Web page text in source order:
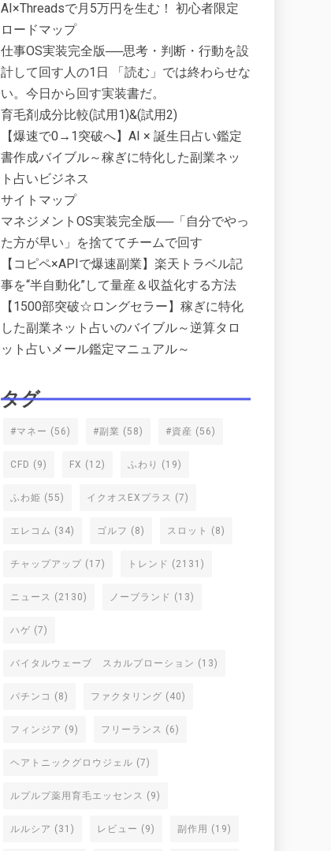
AI×Threadsで月5万円を生む！ 初心者限定
ロードマップ
仕事OS実装完全版──思考・判断・行動を設
計して回す人の1日 「読む」では終わらせな
い。今日から回す実装書だ。
育毛剤成分比較(試用1)&(試用2)
【爆速で0→1突破へ】AI × 誕生日占い鑑定
書作成バイブル～稼ぎに特化した副業ネッ
ト占いビジネス
サイトマップ
マネジメントOS実装完全版──「自分でやっ
た方が早い」を捨ててチームで回す
【コピペ×APIで爆速副業】楽天トラベル記
事を“半自動化”して量産＆収益化する方法
【1500部突破☆ロングセラー】稼ぎに特化
した副業ネット占いのバイブル～逆算タロ
ット占いメール鑑定マニュアル～
タグ
#マネー (56) #副業 (58) #資産 (56)
CFD (9) FX (12) ふわり (19)
ふわ姫 (55) イクオスEXプラス (7)
エレコム (34) ゴルフ (8) スロット (8)
チャップアップ (17) トレンド (2131)
ニュース (2130) ノーブランド (13)
ハゲ (7)
バイタルウェーブ スカルプローション (13)
パチンコ (8) ファクタリング (40)
フィンジア (9) フリーランス (6)
ヘアトニックグロウジェル (7)
ルプルプ薬用育毛エッセンス (9)
ルルシア (31) レビュー (9) 副作用 (19)